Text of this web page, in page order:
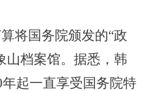
国务院颁发的“政
山档案馆。据悉，韩
起一直享受国务院特